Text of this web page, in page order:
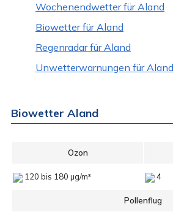
Wochenendwetter für Aland
Biowetter für Aland
Regenradar für Aland
Unwetterwarnungen für Aland
Biowetter Aland
Ozon
120 bis 180 µg/m³ 4
Pollenflug